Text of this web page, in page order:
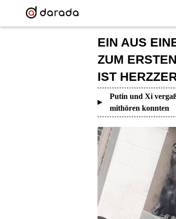
EIN AUS
ZUM
IST
Putin und Xi
mithören konnten